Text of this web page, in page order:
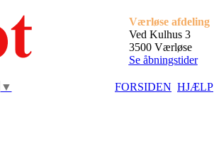
Værløse afdeling
Ved Kulhus 3
3500 Værløse
Se åbningstider
▼ FORSIDEN HJÆLP